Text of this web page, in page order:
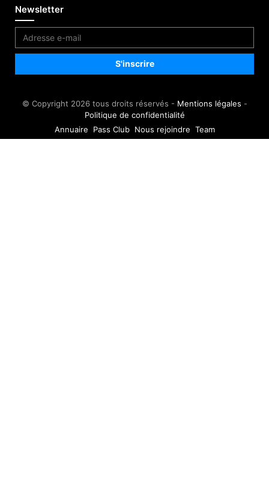
Newsletter
© Copyright 2026 tous droits réservés - Mentions légales -
Politique de confidentialité
Annuaire
Pass Club Nous rejoindre Team